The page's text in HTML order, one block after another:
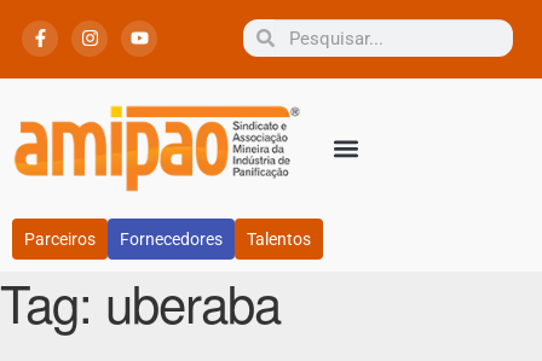
Parceiros Fornecedores Talentos
Tag: uberaba